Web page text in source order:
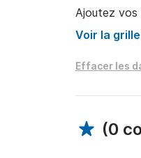
Ajoutez vos
Voir la
Effacer les
(0